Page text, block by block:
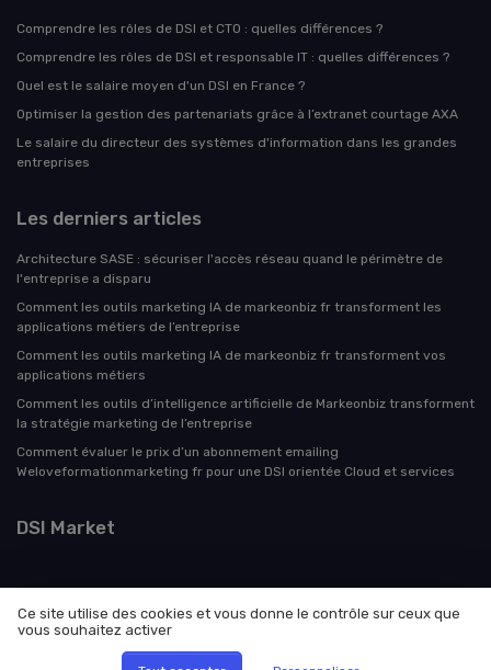
Comprendre les rôles de DSI et CTO : quelles différences ?
Comprendre les rôles de DSI et responsable IT : quelles différences ?
Quel est le salaire moyen d'un DSI en France ?
Optimiser la gestion des partenariats grâce à l’extranet courtage AXA
Le salaire du directeur des systèmes d'information dans les grandes
entreprises
Les derniers articles
Architecture SASE : sécuriser l'accès réseau quand le périmètre de
l'entreprise a disparu
Comment les outils marketing IA de markeonbiz fr transforment les
applications métiers de l’entreprise
Comment les outils marketing IA de markeonbiz fr transforment vos
applications métiers
Comment les outils d’intelligence artificielle de Markeonbiz transforment
la stratégie marketing de l’entreprise
Comment évaluer le prix d’un abonnement emailing
Weloveformationmarketing fr pour une DSI orientée Cloud et services
DSI Market
Mentions légales
© DSI Market 2026
Ce site utilise des cookies et vous donne le contrôle sur ceux que
vous souhaitez activer